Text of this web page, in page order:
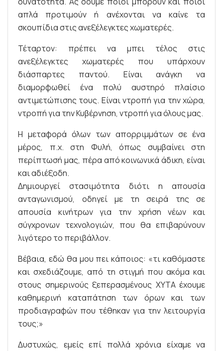
απλά προτιμούν ή ανέχονται να καίνε τα
σκουπίδια στις ανεξέλεγκτες χωματερές.
Τέταρτον: πρέπει να μπει τέλος στις
ανεξέλεγκτες χωματερές που υπάρχουν
διάσπαρτες παντού. Είναι ανάγκη να
διαμορφωθεί ένα πολύ αυστηρό πλαίσιο
αντιμετώπισης τους. Είναι ντροπή για την χώρα,
ντροπή για την Κυβέρνηση, ντροπή για όλους μας.
Η μεταφορά όλων των απορριμμάτων σε ένα
μέρος, π.χ. στη Φυλή, όπως συμβαίνει στη
περίπτωσή μας, πέρα από κοινωνικά άδικη, είναι
και αδιέξοδη.
Δημιουργεί στασιμότητα διότι η απουσία
ανταγωνισμού, οδηγεί με τη σειρά της σε
απουσία κινήτρων για την χρήση νέων και
σύγχρονων τεχνολογιών, που θα επιβαρύνουν
λιγότερο το περιβάλλον.
Βέβαια, εδώ θα μου πει κάποιος: «τι καθόμαστε
και σχεδιάζουμε, από τη στιγμή που ακόμα και
στους σημερινούς ξεπερασμένους ΧΥΤΑ έχουμε
καθημερινή καταπάτηση των όρων και των
προδιαγραφών που τέθηκαν για την λειτουργία
τους;»
Δυστυχώς, εμείς επί πολλά χρόνια είχαμε να